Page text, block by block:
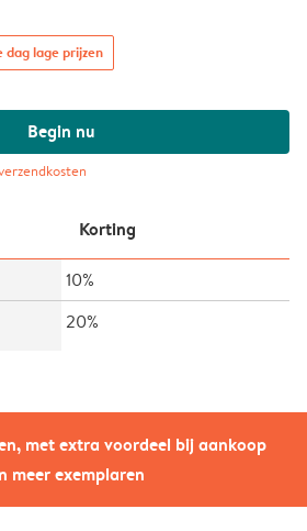
met extra voordeel bij aankoop
meer exemplaren
dag lage prijzen
Begin nu
Korting
10%
20%